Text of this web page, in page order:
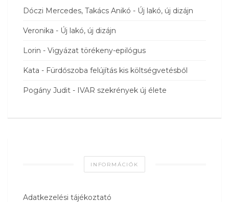
Dóczi Mercedes, Takács Anikó - Új lakó, új dizájn
Veronika - Új lakó, új dizájn
Lorin - Vigyázat törékeny-epilógus
Kata - Fürdőszoba felújítás kis költségvetésből
Pogány Judit - IVAR szekrények új élete
INFORMÁCIÓK
Adatkezelési tájékoztató